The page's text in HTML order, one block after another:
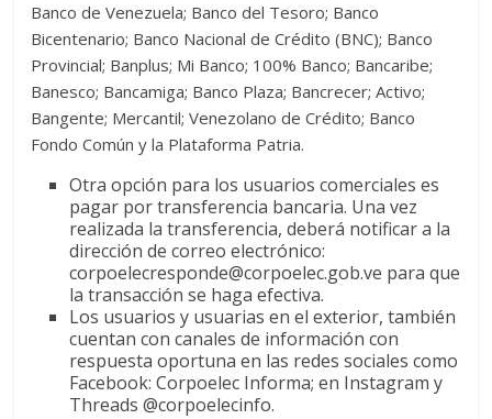
Banco de Venezuela; Banco del Tesoro; Banco
Bicentenario; Banco Nacional de Crédito (BNC); Banco
Provincial; Banplus; Mi Banco; 100% Banco; Bancaribe;
Banesco; Bancamiga; Banco Plaza; Bancrecer; Activo;
Bangente; Mercantil; Venezolano de Crédito; Banco
Fondo Común y la Plataforma Patria.
Otra opción para los usuarios comerciales es
pagar por transferencia bancaria. Una vez
realizada la transferencia, deberá notificar a la
dirección de correo electrónico:
corpoelecresponde@corpoelec.gob.ve para que
la transacción se haga efectiva.
Los usuarios y usuarias en el exterior, también
cuentan con canales de información con
respuesta oportuna en las redes sociales como
Facebook: Corpoelec Informa; en Instagram y
Threads @corpoelecinfo.